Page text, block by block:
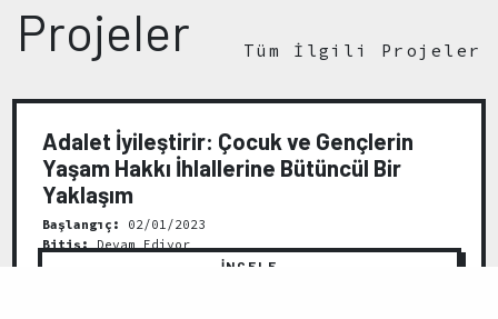
Projeler Tüm İlgili Projeler
Adalet İyileştirir: Çocuk ve Gençlerin
Yaşam Hakkı İhlallerine Bütüncül Bir
Yaklaşım
Başlangıç:
02/01/2023
Bitiş:
Devam Ediyor
İNCELE